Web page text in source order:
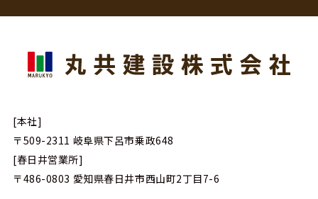
[本社]
〒509-2311 岐阜県下呂市乗政648
[春日井営業所]
〒486-0803 愛知県春日井市西山町2丁目7-6